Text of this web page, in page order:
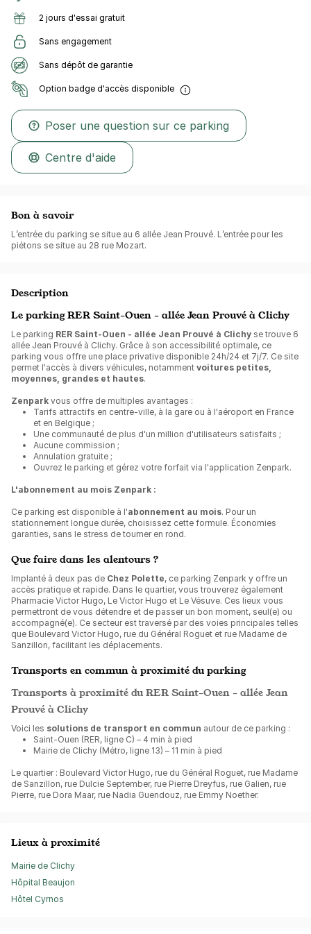
2 jours d'essai gratuit
Sans engagement
Sans dépôt de garantie
Option badge d'accès disponible
Poser une question sur ce parking
Centre d'aide
Bon à savoir
L’entrée du parking se situe au 6 allée Jean Prouvé. L’entrée pour les
piétons se situe au 28 rue Mozart.
Description
Le parking RER Saint-Ouen - allée Jean Prouvé à Clichy
Le parking RER Saint-Ouen - allée Jean Prouvé à Clichy se trouve 6
allée Jean Prouvé à Clichy. Grâce à son accessibilité optimale, ce
parking vous offre une place privative disponible 24h/24 et 7j/7. Ce site
permet l'accès à divers véhicules, notamment voitures petites,
moyennes, grandes et hautes.
Zenpark vous offre de multiples avantages :
Tarifs attractifs en centre-ville, à la gare ou à l'aéroport en France
et en Belgique ;
Une communauté de plus d'un million d'utilisateurs satisfaits ;
Aucune commission ;
Annulation gratuite ;
Ouvrez le parking et gérez votre forfait via l'application Zenpark.
L'abonnement au mois Zenpark :
Ce parking est disponible à l'abonnement au mois. Pour un
stationnement longue durée, choisissez cette formule. Économies
garanties, sans le stress de tourner en rond.
Que faire dans les alentours ?
Implanté à deux pas de Chez Polette, ce parking Zenpark y offre un
accès pratique et rapide. Dans le quartier, vous trouverez également
Pharmacie Victor Hugo, Le Victor Hugo et Le Vésuve. Ces lieux vous
permettront de vous détendre et de passer un bon moment, seul(e) ou
accompagné(e). Ce secteur est traversé par des voies principales telles
que Boulevard Victor Hugo, rue du Général Roguet et rue Madame de
Sanzillon, facilitant les déplacements.
Transports en commun à proximité du parking
Transports à proximité du RER Saint-Ouen - allée Jean
Prouvé à Clichy
Voici les solutions de transport en commun autour de ce parking :
Saint-Ouen (RER, ligne C) – 4 min à pied
Mairie de Clichy (Métro, ligne 13) – 11 min à pied
Le quartier : Boulevard Victor Hugo, rue du Général Roguet, rue Madame
de Sanzillon, rue Dulcie September, rue Pierre Dreyfus, rue Galien, rue
Pierre, rue Dora Maar, rue Nadia Guendouz, rue Emmy Noether.
Lieux à proximité
Mairie de Clichy
Hôpital Beaujon
Hôtel Cyrnos